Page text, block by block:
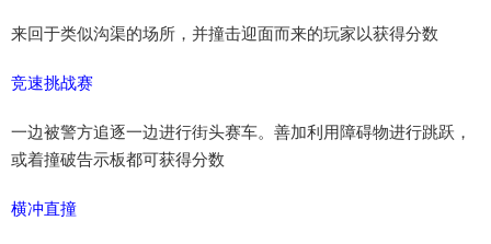
来回于类似沟渠的场所，并撞击迎面而来的玩家以获得分数
竞速挑战赛
一边被警方追逐一边进行街头赛车。善加利用障碍物进行跳跃，
或着撞破告示板都可获得分数
横冲直撞